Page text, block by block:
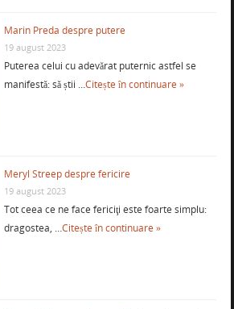
Marin Preda despre putere
19 august 2023
Puterea celui cu adevărat puternic astfel se
manifestă: să știi …Citește în continuare »
Meryl Streep despre fericire
19 august 2023
Tot ceea ce ne face fericiţi este foarte simplu:
dragostea, …Citește în continuare »